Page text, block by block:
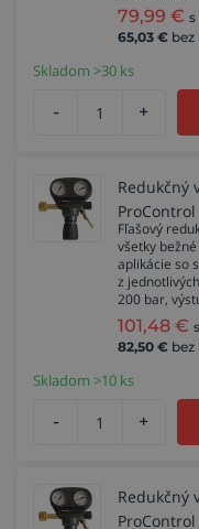
79,99 € s
65,03 € bez
Skladom >30 ks
- +
Redukčný
ProControl
Fľašový
všetky
aplikácie so
z
200 bar,
101,48 €
82,50 € bez
Skladom >10 ks
- +
Redukčný
ProControl